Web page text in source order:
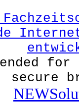
for
secure